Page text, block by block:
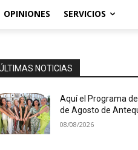
OPINIONES SERVICIOS
NOTICIAS
Aquí el Programa
de Agosto de
08/08/2026